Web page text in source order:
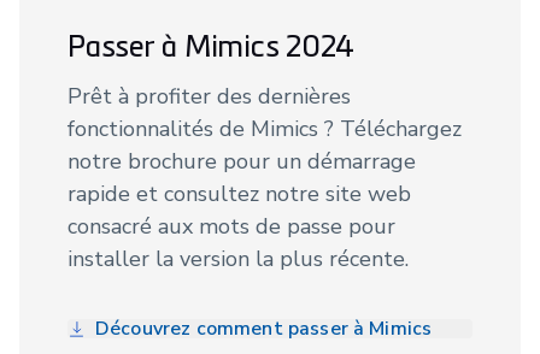
Passer à Mimics 2024
Prêt à profiter des dernières
fonctionnalités de Mimics ? Téléchargez
notre brochure pour un démarrage
rapide et consultez notre site web
consacré aux mots de passe pour
installer la version la plus récente.
Découvrez comment passer à Mimics